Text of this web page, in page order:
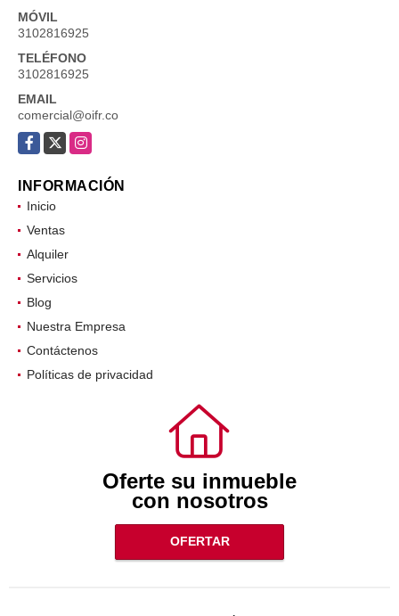
MÓVIL
3102816925
TELÉFONO
3102816925
EMAIL
comercial@oifr.co
Facebook
X Instagram
INFORMACIÓN
Inicio
Ventas
Alquiler
Servicios
Blog
Nuestra Empresa
Contáctenos
Políticas de privacidad
Oferte su inmueble
con nosotros
OFERTAR